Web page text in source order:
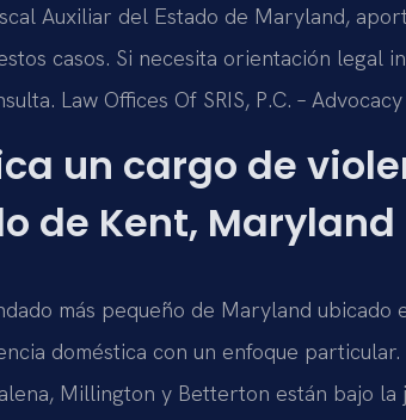
Auxiliar del Estado de Maryland,
casos. Si necesita orientación legal
Law Offices Of SRIS, P.C. –
un cargo de
de Kent, Maryland
más pequeño de Maryland ubicado
doméstica con un enfoque particular.
Millington y Betterton están bajo